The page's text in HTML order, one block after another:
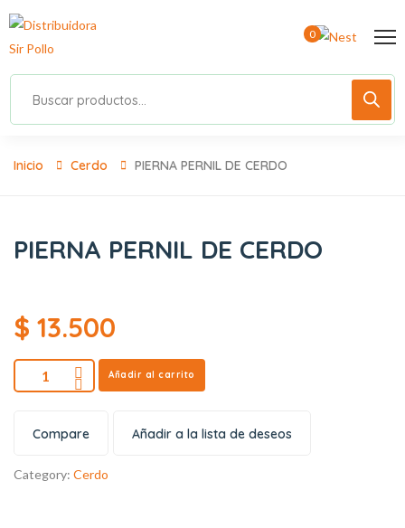
0
Inicio Cerdo PIERNA PERNIL DE CERDO
PIERNA PERNIL DE CERDO
$ 13.500
Añadir al carrito
Compare Añadir a la lista de deseos
Category: Cerdo